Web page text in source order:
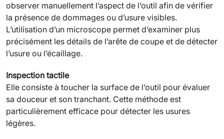
observer manuellement l’aspect de l’outil afin de vérifier
la présence de dommages ou d’usure visibles.
L’utilisation d’un microscope permet d’examiner plus
précisément les détails de l’arête de coupe et de détecter
l’usure ou l’écaillage.
Inspection tactile
Elle consiste à toucher la surface de l’outil pour évaluer
sa douceur et son tranchant. Cette méthode est
particulièrement efficace pour détecter les usures
légères.